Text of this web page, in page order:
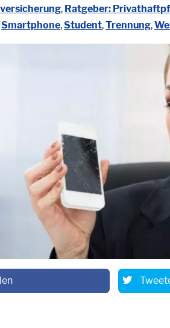
, Ratgeber:
Smartphone,Student,Trennung,